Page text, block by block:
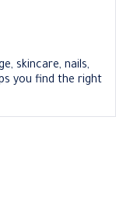
skincare, nails,
you find the right